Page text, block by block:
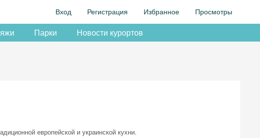
Вход Регистрация Избранное Просмотры
Парки Новости курортов
европейской и украинской кухни.